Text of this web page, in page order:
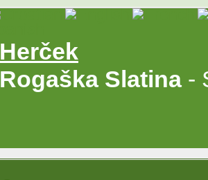
Herček
Rogaška Slatina-